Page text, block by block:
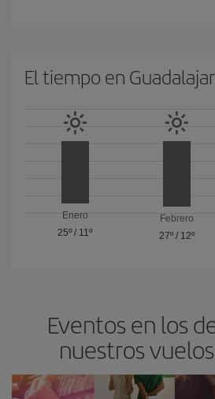
El tiempo en
Enero
25º / 11º
Febrero
27º/ 12º
Eventos en los
nuestros